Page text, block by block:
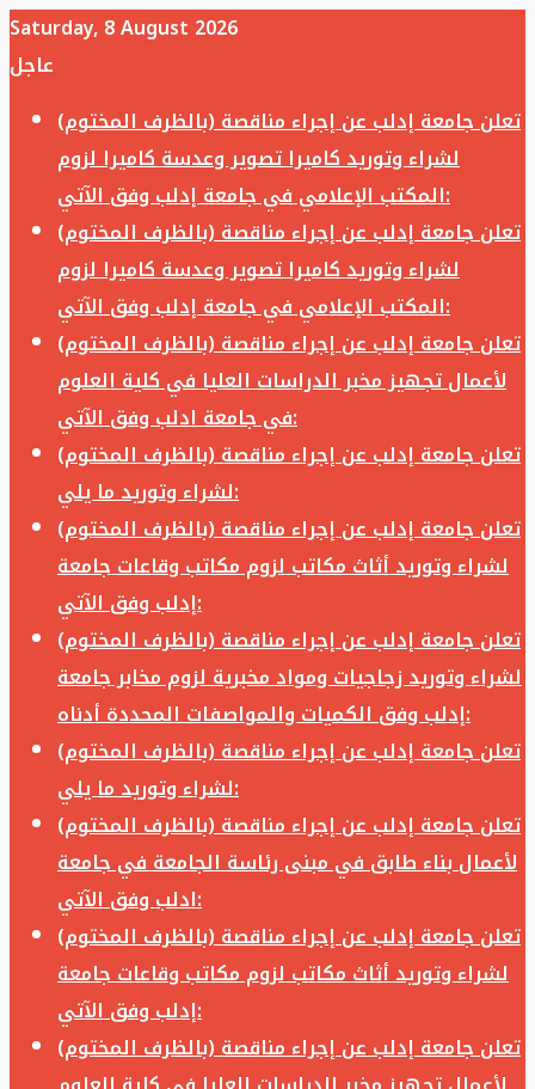
Saturday, 8 August 2026
عاجل
تعلن جامعة إدلب عن إجراء مناقصة (بالظرف المختوم)
لشراء وتوريد كاميرا تصوير وعدسة كاميرا لزوم
المكتب الإعلامي في جامعة إدلب وفق الآتي:
تعلن جامعة إدلب عن إجراء مناقصة (بالظرف المختوم)
لشراء وتوريد كاميرا تصوير وعدسة كاميرا لزوم
المكتب الإعلامي في جامعة إدلب وفق الآتي:
تعلن جامعة إدلب عن إجراء مناقصة (بالظرف المختوم)
لأعمال تجهيز مخبر الدراسات العليا في كلية العلوم
في جامعة ادلب وفق الآتي:
تعلن جامعة إدلب عن إجراء مناقصة (بالظرف المختوم)
لشراء وتوريد ما يلي:
تعلن جامعة إدلب عن إجراء مناقصة (بالظرف المختوم)
لشراء وتوريد أثاث مكاتب لزوم مكاتب وقاعات جامعة
إدلب وفق الآتي:
تعلن جامعة إدلب عن إجراء مناقصة (بالظرف المختوم)
لشراء وتوريد زجاجيات ومواد مخبرية لزوم مخابر جامعة
إدلب وفق الكميات والمواصفات المحددة أدناه:
تعلن جامعة إدلب عن إجراء مناقصة (بالظرف المختوم)
لشراء وتوريد ما يلي:
تعلن جامعة إدلب عن إجراء مناقصة (بالظرف المختوم)
لأعمال بناء طابق في مبنى رئاسة الجامعة في جامعة
ادلب وفق الآتي:
تعلن جامعة إدلب عن إجراء مناقصة (بالظرف المختوم)
لشراء وتوريد أثاث مكاتب لزوم مكاتب وقاعات جامعة
إدلب وفق الآتي:
تعلن جامعة إدلب عن إجراء مناقصة (بالظرف المختوم)